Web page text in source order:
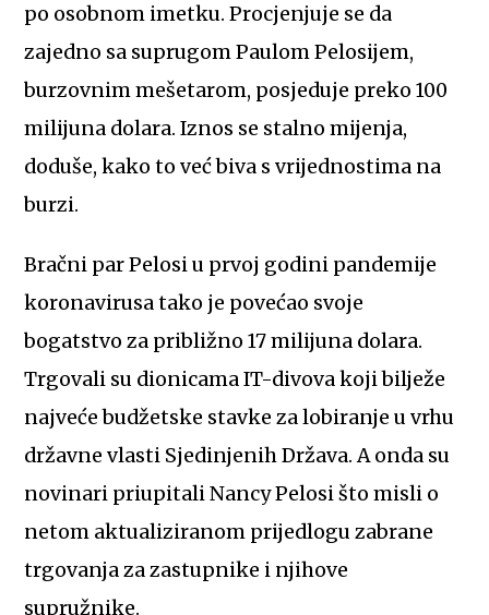
po osobnom imetku. Procjenjuje se da
zajedno sa suprugom Paulom Pelosijem,
burzovnim mešetarom, posjeduje preko 100
milijuna dolara. Iznos se stalno mijenja,
doduše, kako to već biva s vrijednostima na
burzi.
Bračni par Pelosi u prvoj godini pandemije
koronavirusa tako je povećao svoje
bogatstvo za približno 17 milijuna dolara.
Trgovali su dionicama IT-divova koji bilježe
najveće budžetske stavke za lobiranje u vrhu
državne vlasti Sjedinjenih Država. A onda su
novinari priupitali Nancy Pelosi što misli o
netom aktualiziranom prijedlogu zabrane
trgovanja za zastupnike i njihove
supružnike.